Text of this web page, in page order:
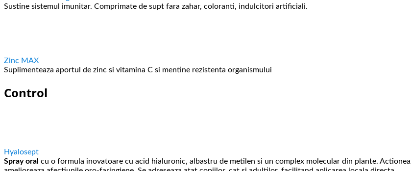
Sustine sistemul imunitar. Comprimate de supt fara zahar, coloranti, indulcitori artificiali.
Zinc MAX
Suplimenteaza aportul de zinc si vitamina C si mentine rezistenta organismului
Control
Hyalosept
Spray oral cu o formula inovatoare cu acid hialuronic, albastru de metilen si un complex molecular din plante.